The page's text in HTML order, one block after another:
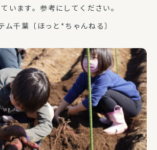
います。参考にしてください。
葉〔ほっと*ちゃんねる〕